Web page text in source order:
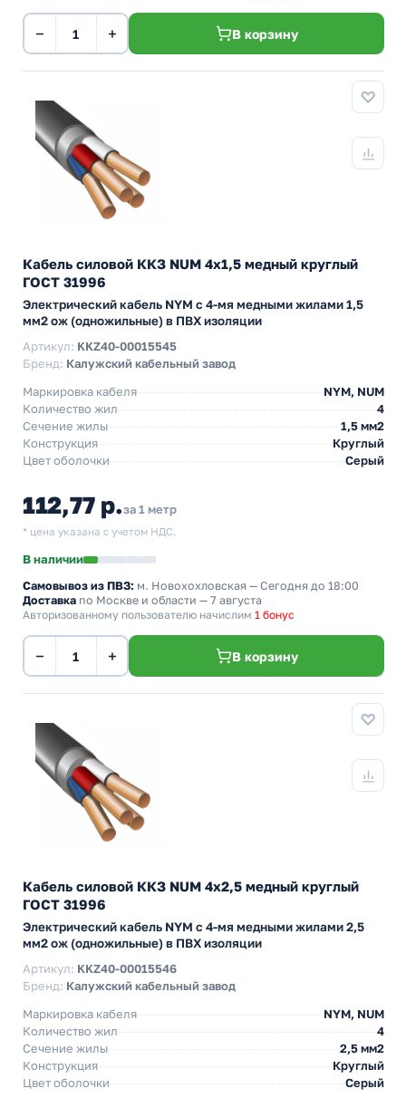
− + В корзину
Кабель силовой ККЗ NUM 4х1,5 медный круглый
ГОСТ 31996
Электрический кабель NYM с 4-мя медными жилами 1,5
мм2 ож (одножильные) в ПВХ изоляции
Артикул: KKZ40-00015545
Бренд: Калужский кабельный завод
Маркировка кабеля
NYM, NUM
Количество жил
4
Сечение жилы
1,5 мм2
Конструкция
Круглый
Цвет оболочки
Серый
112,77 р.за 1 метр
* цена указана с учетом НДС.
В наличии
Самовывоз из ПВЗ: м. Новохохловская — Сегодня до 18:00
Доставка по Москве и области — 7 августа
Авторизованному пользователю начислим 1 бонус
− + В корзину
Кабель силовой ККЗ NUM 4х2,5 медный круглый
ГОСТ 31996
Электрический кабель NYM с 4-мя медными жилами 2,5
мм2 ож (одножильные) в ПВХ изоляции
Артикул: KKZ40-00015546
Бренд: Калужский кабельный завод
Маркировка кабеля
NYM, NUM
Количество жил
4
Сечение жилы
2,5 мм2
Конструкция
Круглый
Цвет оболочки
Серый